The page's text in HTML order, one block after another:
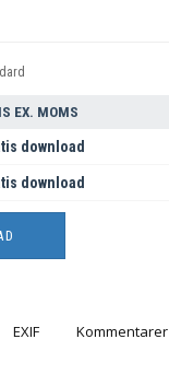
EX. MOMS
download
download
EXIF Kommentarer